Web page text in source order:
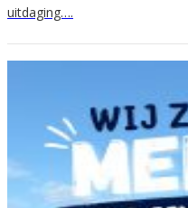
uitdaging….